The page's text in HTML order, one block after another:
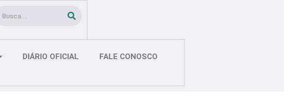
Pesquisar
DIÁRIO OFICIAL FALE CONOSCO